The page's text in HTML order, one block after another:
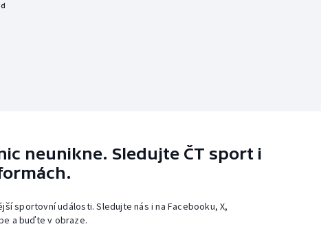
neunikne. Sledujte ČT sport i
sportovní události. Sledujte nás i na Facebooku, X,
a buďte v obraze.